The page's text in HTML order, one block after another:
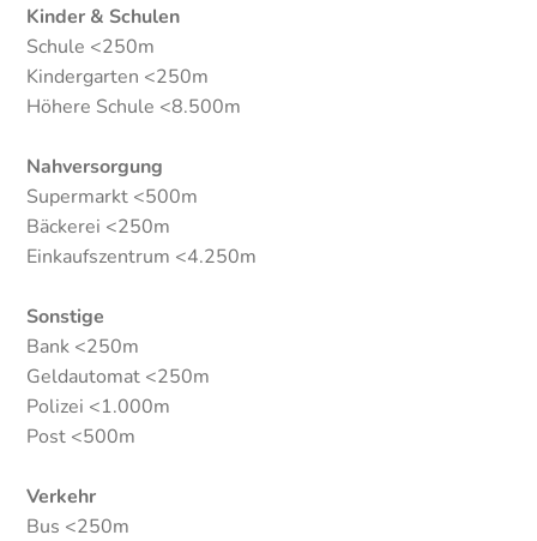
Kinder & Schulen
Schule <250m
Kindergarten <250m
Höhere Schule <8.500m
Nahversorgung
Supermarkt <500m
Bäckerei <250m
Einkaufszentrum <4.250m
Sonstige
Bank <250m
Geldautomat <250m
Polizei <1.000m
Post <500m
Verkehr
Bus <250m